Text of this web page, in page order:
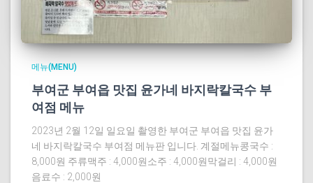
메뉴(MENU)
부여군 부여읍 맛집 윤가네 바지락칼국수 부
여점 메뉴
2023년 2월 12일 일요일 촬영한 부여군 부여읍 맛집 윤가
네 바지락칼국수 부여점 메뉴판 입니다. 계절메뉴콩국수 :
8,000원 주류맥주 : 4,000원소주 : 4,000원막걸리 : 4,000원
음료수 : 2,000원